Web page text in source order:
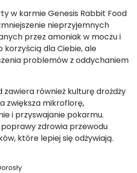
w karmie Genesis Rabbit Food
nieprzyjemnych
przez amoniak w moczu i
korzyścią dla Ciebie, ale
problemów z oddychaniem
zawiera również kulturę drożdży
zwiększa mikroflorę,
i przyswajanie pokarmu.
zdrowia przewodu
które lepiej się odżywiają.